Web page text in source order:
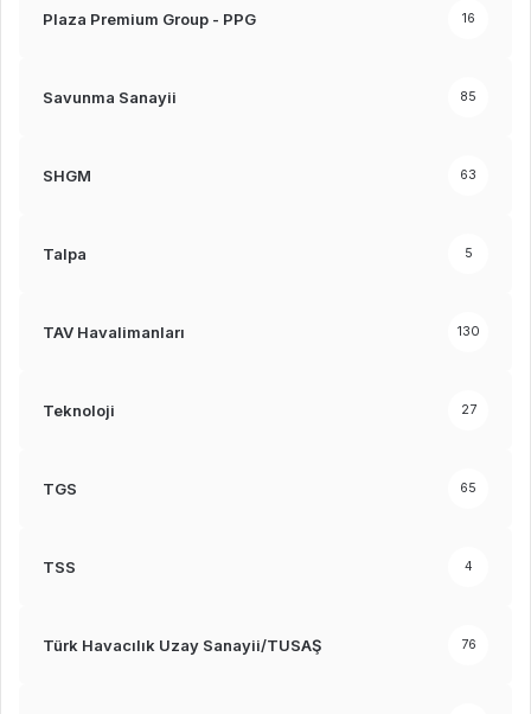
Plaza Premium Group - PPG 16
Savunma Sanayii 85
SHGM 63
Talpa 5
TAV Havalimanları 130
Teknoloji 27
TGS 65
TSS 4
Türk Havacılık Uzay Sanayii/TUSAŞ 76